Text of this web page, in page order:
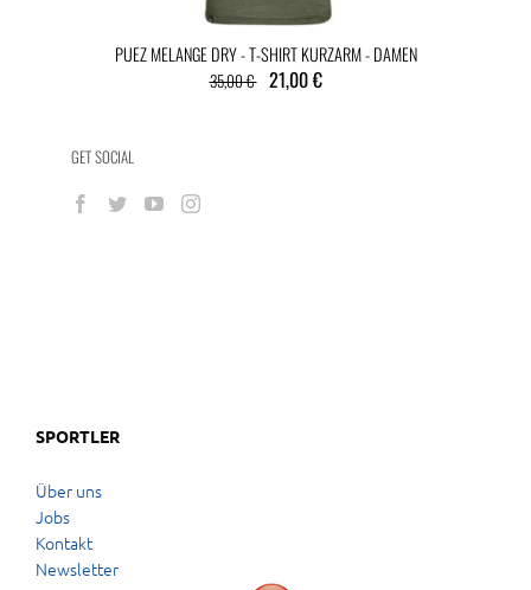
PUEZ MELANGE DRY - T-SHIRT KURZARM - DAMEN
35,00 € 21,00 €
GET SOCIAL
SPORTLER
Über uns
Jobs
Kontakt
Newsletter